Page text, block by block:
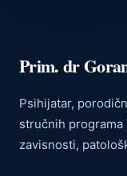
Prim. dr
Psihijatar,
stručnih
zavisnosti,